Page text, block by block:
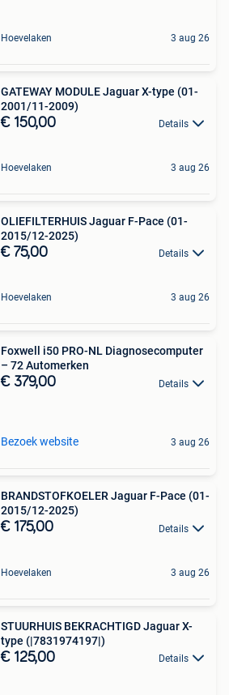
Hoevelaken 3 aug 26
GATEWAY MODULE Jaguar X-type (01-
2001/11-2009)
€ 150,00 Details
Hoevelaken 3 aug 26
OLIEFILTERHUIS Jaguar F-Pace (01-
2015/12-2025)
€ 75,00 Details
Hoevelaken 3 aug 26
Foxwell i50 PRO-NL Diagnosecomputer
– 72 Automerken
€ 379,00 Details
Bezoek website 3 aug 26
BRANDSTOFKOELER Jaguar F-Pace (01-
2015/12-2025)
€ 175,00 Details
Hoevelaken 3 aug 26
STUURHUIS BEKRACHTIGD Jaguar X-
type (|7831974197|)
€ 125,00 Details